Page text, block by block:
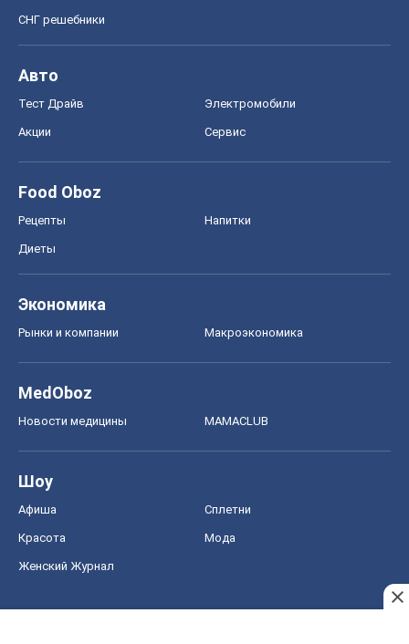
СНГ решебники
Авто
Тест Драйв Электромобили
Акции Сервис
Food Oboz
Рецепты Напитки
Диеты
Экономика
Рынки и компании Mакроэкономика
MedOboz
Новости медицины MAMACLUB
Шоу
Афиша Сплетни
Красота Мода
Женский Журнал